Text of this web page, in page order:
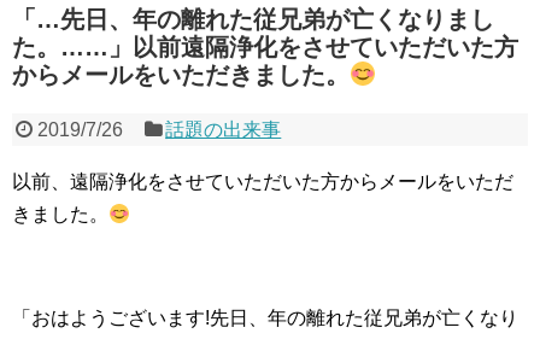
「…先日、年の離れた従兄弟が亡くなりまし
た。……」以前遠隔浄化をさせていただいた方
からメールをいただきました。
2019/7/26 話題の出来事
以前、遠隔浄化をさせていただいた方からメールをいただ
きました。
「おはようございます!先日、年の離れた従兄弟が亡くなり